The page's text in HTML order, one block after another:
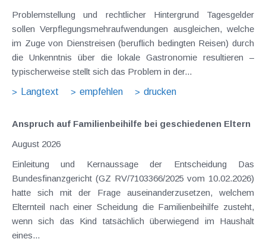
Problemstellung und rechtlicher Hintergrund Tagesgelder
sollen Verpflegungsmehraufwendungen ausgleichen, welche
im Zuge von Dienstreisen (beruflich bedingten Reisen) durch
die Unkenntnis über die lokale Gastronomie resultieren –
typischerweise stellt sich das Problem in der...
Langtext
empfehlen drucken
Anspruch auf Familienbeihilfe bei geschiedenen Eltern
August 2026
Einleitung und Kernaussage der Entscheidung Das
Bundesfinanzgericht (GZ RV/7103366/2025 vom 10.02.2026)
hatte sich mit der Frage auseinanderzusetzen, welchem
Elternteil nach einer Scheidung die Familienbeihilfe zusteht,
wenn sich das Kind tatsächlich überwiegend im Haushalt
eines...